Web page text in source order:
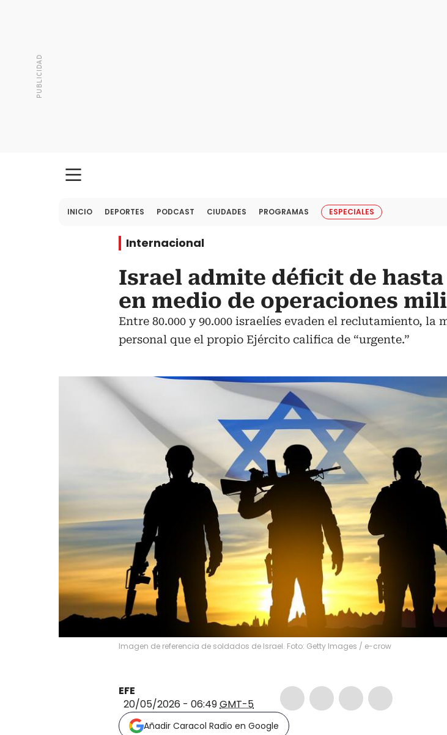
INICIO DEPORTES PODCAST CIUDADES PROGRAMAS ESPECIALES
Internacional
Israel admite déficit de hasta
en medio de operaciones
Entre 80.000 y 90.000 israelíes evaden el reclutamiento,
personal que el propio Ejército califica de “urgente.”
Imagen de referencia de soldados de Israel. Foto: Getty Images / e-crow
EFE
20/05/2026 - 06:49GMT-5
Añadir Caracol Radio en Google